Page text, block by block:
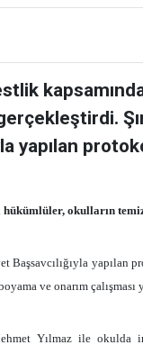
yapılan
okulların
Başsavcılığıyla yapılan
ve onarım çalışması
Yılmaz ile